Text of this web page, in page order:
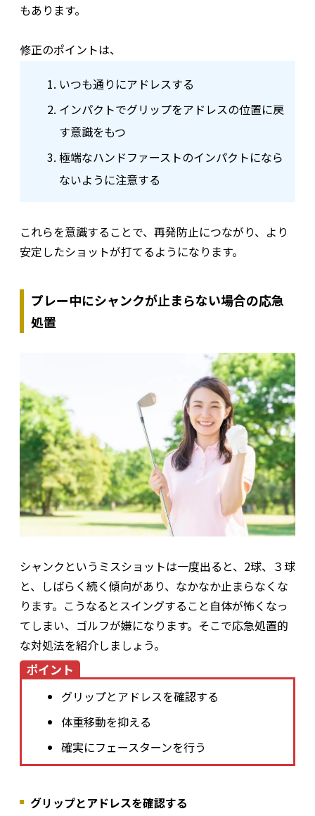
もあります。
修正のポイントは、
いつも通りにアドレスする
インパクトでグリップをアドレスの位置に戻
す意識をもつ
極端なハンドファーストのインパクトになら
ないように注意する
これらを意識することで、再発防止につながり、より
安定したショットが打てるようになります。
プレー中にシャンクが止まらない場合の応急
処置
シャンクというミスショットは一度出ると、2球、３球
と、しばらく続く傾向があり、なかなか止まらなくな
ります。こうなるとスイングすること自体が怖くなっ
てしまい、ゴルフが嫌になります。そこで応急処置的
な対処法を紹介しましょう。
ポイント
グリップとアドレスを確認する
体重移動を抑える
確実にフェースターンを行う
グリップとアドレスを確認する